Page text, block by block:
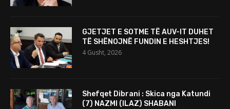
GJETJET E SOTME TË AUV-IT DUHET
TË SHËNOJNË FUNDIN E HESHTJES!
4 Gusht, 2026
Shefqet Dibrani : Skica nga Katundi
(7) NAZMI (ILAZ) SHABANI